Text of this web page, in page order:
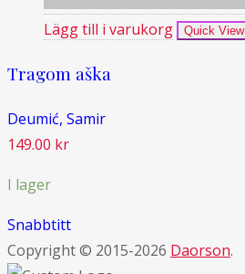
Lägg till i varukorg Quick View
Tragom aška
Deumić, Samir
149.00 kr
I lager
Snabbtitt
Copyright © 2015-2026 Daorson.